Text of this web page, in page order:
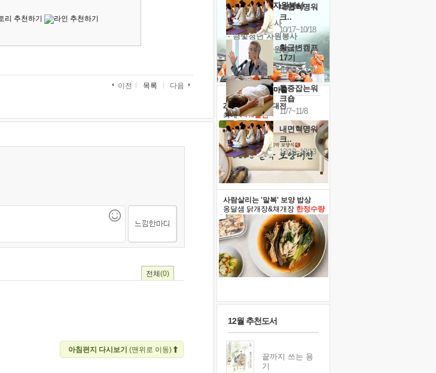
이전 목록 다음
전체(0)
아침편지 다시보기 (맨위로 이동)
내면혁명워
크..
10/17~10/18
황금변캠프
17기
10/30~10/31
통증잡는워
크숍
11/7~11/8
내면혁명워
크..
12/12~12/13
'옹달샘의 꽃'자원봉사
· 청년 자원봉사
· 금빛청년 자원봉사
· 음식연구 자원봉사
2026 말복 보양대전
최대74%할인
사람살리는 '말복' 보양 밥상
옹달샘 닭개장&채개장 한정수량
12월 추천도서
끝까지 쓰는 용
기